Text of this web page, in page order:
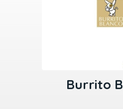
Burrito